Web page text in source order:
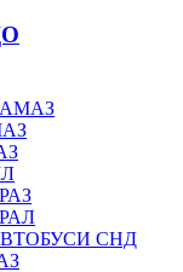
СНД